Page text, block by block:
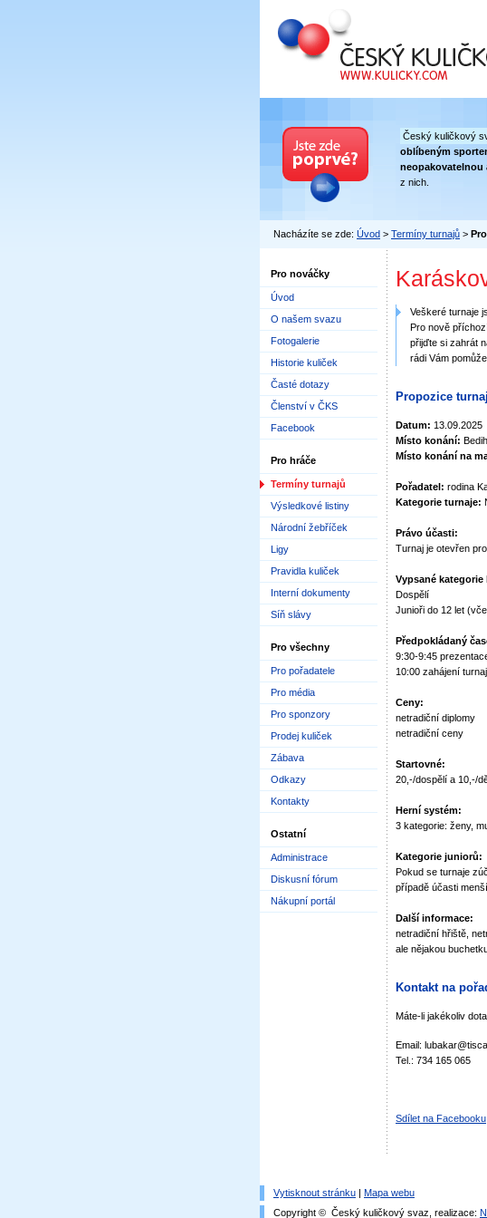
Český kuličkový svaz
Český kuličkový
oblíbeným
neopakovatelnou
z nich.
Nacházíte se zde: Úvod > Termíny turnajů >
Pro nováčky
Úvod
O našem svazu
Fotogalerie
Historie kuliček
Časté dotazy
Členství v ČKS
Facebook
Pro hráče
Termíny turnajů
Výsledkové listiny
Národní žebříček
Ligy
Pravidla kuliček
Interní dokumenty
Síň slávy
Pro všechny
Pro pořadatele
Pro média
Pro sponzory
Prodej kuliček
Zábava
Odkazy
Kontakty
Ostatní
Administrace
Diskusní fórum
Nákupní portál
Veškeré turnaje
Pro nově
přijďte si zahrát
rádi Vám
Propozice
Datum: 13.09.2025
Místo konání:
Místo konání na
Pořadatel: rodina
Kategorie turnaje:
Právo účasti:
Turnaj je otevřen
Vypsané kategorie
Dospělí
Junioři do 12 let
Předpokládaný
9:30-9:45
10:00 zahájení
Ceny:
netradiční diplomy
netradiční ceny
Startovné:
20,-/dospělí a 10,-/
Herní systém:
3 kategorie: ženy,
Kategorie juniorů:
Pokud se turnaje
případě účasti
Další informace:
netradiční hřiště,
ale nějakou
Kontakt na
Máte-li jakékoliv
Email:
Tel.: 734 165 065
Sdílet na Facebooku
Vytisknout stránku | Mapa webu
Copyright © Český kuličkový svaz, realizace: